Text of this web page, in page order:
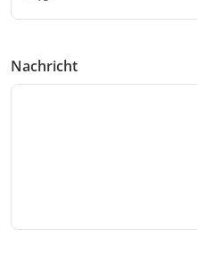
Nachricht